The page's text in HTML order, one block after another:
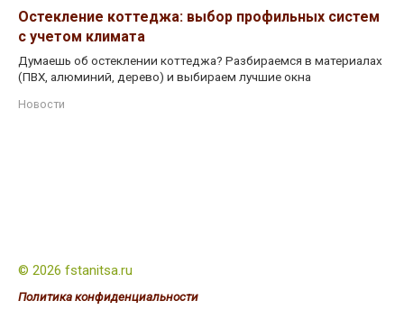
Остекление коттеджа: выбор профильных систем
с учетом климата
Думаешь об остеклении коттеджа? Разбираемся в материалах
(ПВХ, алюминий, дерево) и выбираем лучшие окна
Новости
© 2026 fstanitsa.ru
Политика конфиденциальности